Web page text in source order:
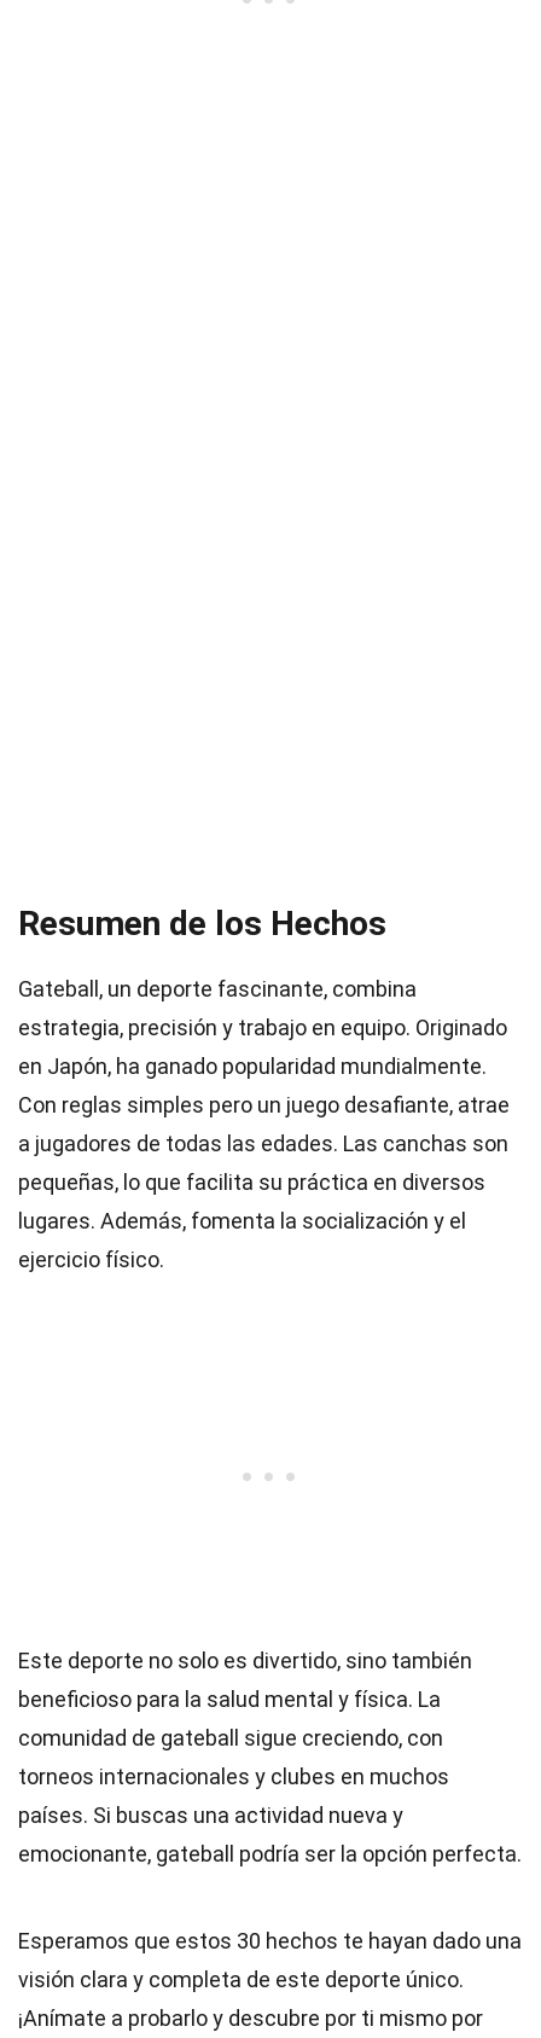
Resumen de los Hechos
Gateball, un deporte fascinante, combina
estrategia, precisión y trabajo en equipo. Originado
en Japón, ha ganado popularidad mundialmente.
Con reglas simples pero un juego desafiante, atrae
a jugadores de todas las edades. Las canchas son
pequeñas, lo que facilita su práctica en diversos
lugares. Además, fomenta la socialización y el
ejercicio físico.
Este deporte no solo es divertido, sino también
beneficioso para la salud mental y física. La
comunidad de gateball sigue creciendo, con
torneos internacionales y clubes en muchos
países. Si buscas una actividad nueva y
emocionante, gateball podría ser la opción perfecta.
Esperamos que estos 30 hechos te hayan dado una
visión clara y completa de este deporte único.
¡Anímate a probarlo y descubre por ti mismo por